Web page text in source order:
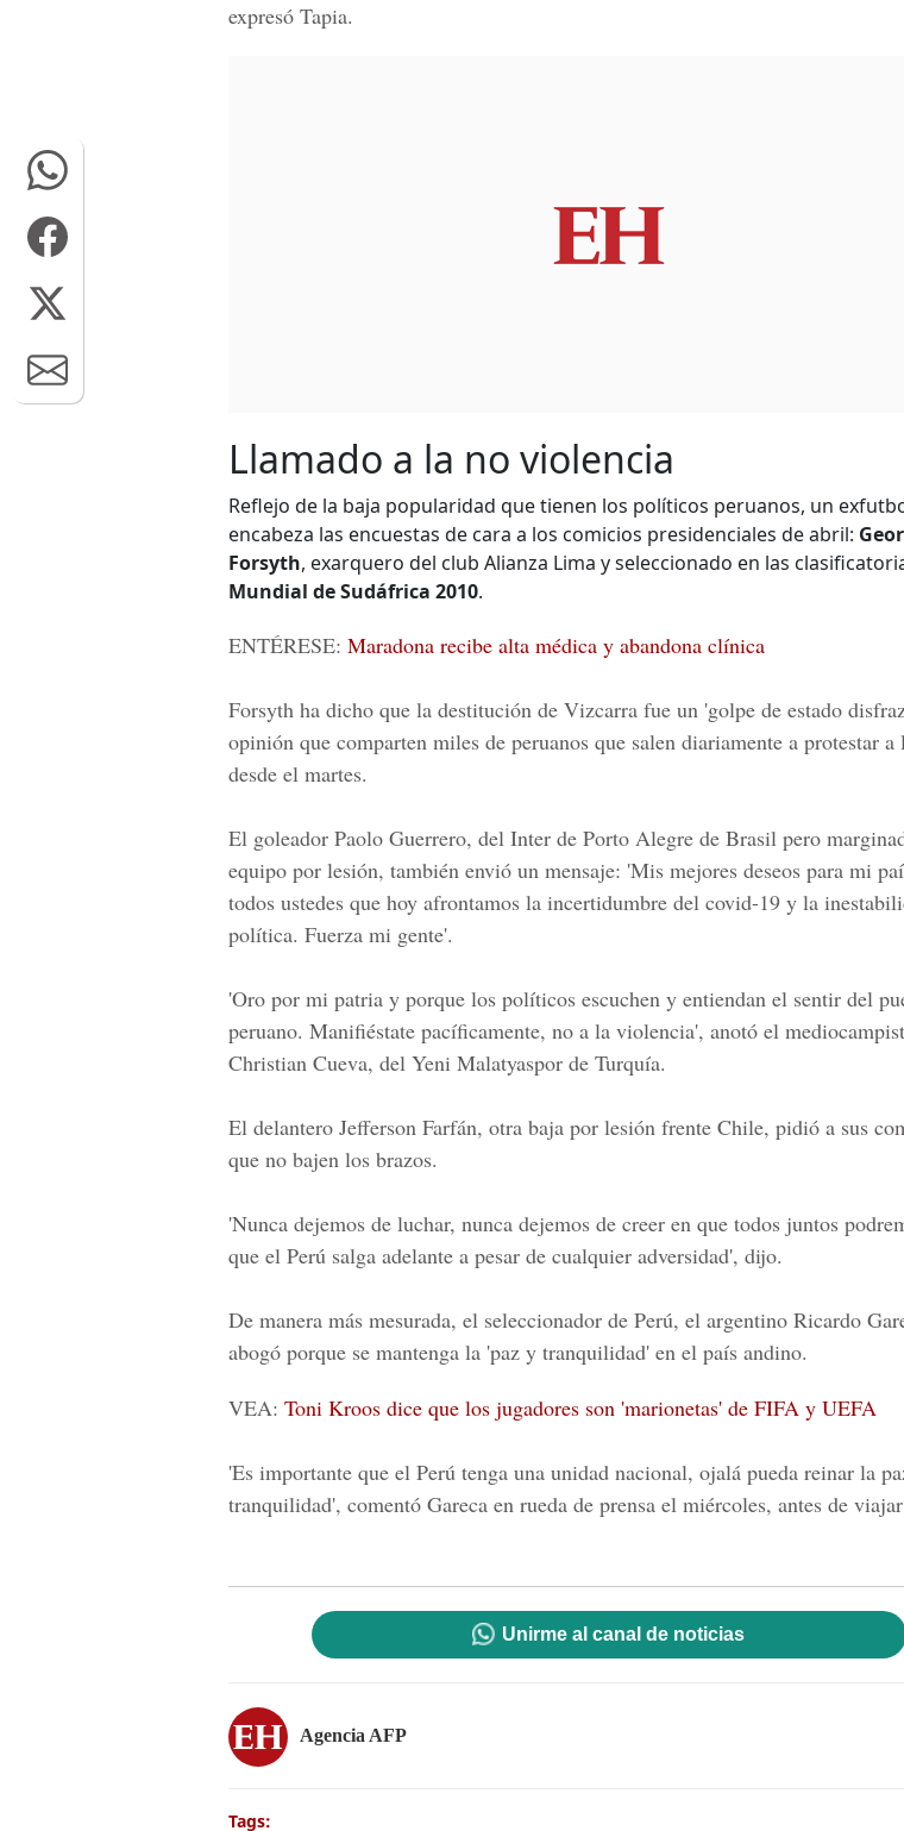
expresó Tapia.
Llamado a la no violencia
Reflejo de la baja popularidad que tienen los políticos peruanos, un
encabeza las encuestas de cara a los comicios presidenciales de abril:
Forsyth, exarquero del club Alianza Lima y seleccionado en las
Mundial de Sudáfrica 2010.
ENTÉRESE: Maradona recibe alta médica y abandona clínica
Forsyth ha dicho que la destitución de Vizcarra fue un 'golpe de estado
opinión que comparten miles de peruanos que salen diariamente a protestar a
desde el martes.
El goleador Paolo Guerrero, del Inter de Porto Alegre de Brasil pero
equipo por lesión, también envió un mensaje: 'Mis mejores deseos para mi
todos ustedes que hoy afrontamos la incertidumbre del covid-19 y la
política. Fuerza mi gente'.
'Oro por mi patria y porque los políticos escuchen y entiendan el sentir del
peruano. Manifiéstate pacíficamente, no a la violencia', anotó el
Christian Cueva, del Yeni Malatyaspor de Turquía.
El delantero Jefferson Farfán, otra baja por lesión frente Chile, pidió a sus
que no bajen los brazos.
'Nunca dejemos de luchar, nunca dejemos de creer en que todos juntos
que el Perú salga adelante a pesar de cualquier adversidad', dijo.
De manera más mesurada, el seleccionador de Perú, el argentino Ricardo
abogó porque se mantenga la 'paz y tranquilidad' en el país andino.
VEA: Toni Kroos dice que los jugadores son 'marionetas' de FIFA y UEFA
'Es importante que el Perú tenga una unidad nacional, ojalá pueda reinar la
tranquilidad', comentó Gareca en rueda de prensa el miércoles, antes de
Unirme al canal de noticias
Agencia AFP
Tags: